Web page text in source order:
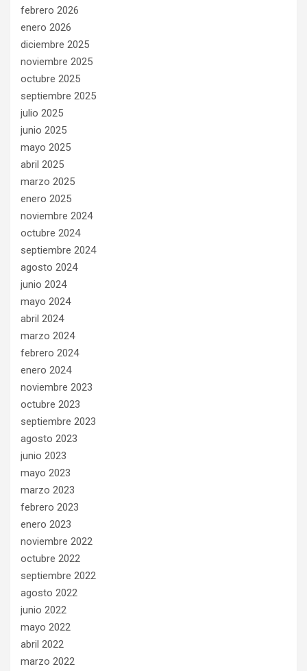
febrero 2026
enero 2026
diciembre 2025
noviembre 2025
octubre 2025
septiembre 2025
julio 2025
junio 2025
mayo 2025
abril 2025
marzo 2025
enero 2025
noviembre 2024
octubre 2024
septiembre 2024
agosto 2024
junio 2024
mayo 2024
abril 2024
marzo 2024
febrero 2024
enero 2024
noviembre 2023
octubre 2023
septiembre 2023
agosto 2023
junio 2023
mayo 2023
marzo 2023
febrero 2023
enero 2023
noviembre 2022
octubre 2022
septiembre 2022
agosto 2022
junio 2022
mayo 2022
abril 2022
marzo 2022